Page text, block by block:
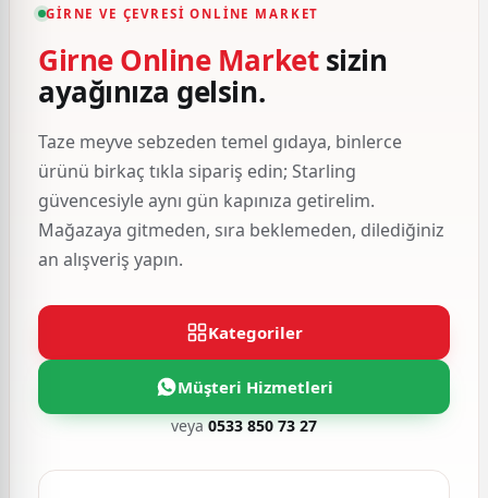
GIRNE VE ÇEVRESI ONLINE MARKET
Girne Online Marketsizin
ayağınıza gelsin.
Taze meyve sebzeden temel gıdaya, binlerce
ürünü birkaç tıkla sipariş edin; Starling
güvencesiyle aynı gün kapınıza getirelim.
Mağazaya gitmeden, sıra beklemeden, dilediğiniz
an alışveriş yapın.
Kategoriler
Müşteri Hizmetleri
veya0533 850 73 27